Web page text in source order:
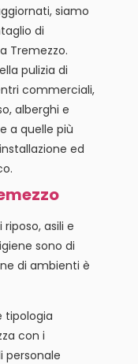
siamo
di
Tremezzo.
pulizia di
commerciali,
alberghi e
a quelle più
ed
asili e
sono di
di ambienti è
tipologia
con i
personale